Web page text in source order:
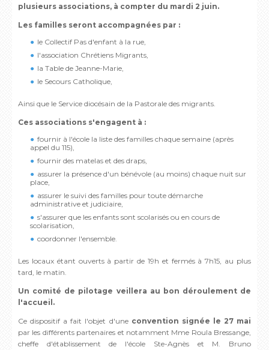
plusieurs associations, à compter du mardi 2 juin.
Les familles seront accompagnées par :
le Collectif Pas d'enfant à la rue,
l'association Chrétiens Migrants,
la Table de Jeanne-Marie,
le Secours Catholique,
Ainsi que le Service diocésain de la Pastorale des migrants.
Ces associations s'engagent à :
fournir à l'école la liste des familles chaque semaine (après
appel du 115),
fournir des matelas et des draps,
assurer la présence d'un bénévole (au moins) chaque nuit sur
place,
assurer le suivi des familles pour toute démarche
administrative et judiciaire,
s'assurer que les enfants sont scolarisés ou en cours de
scolarisation,
coordonner l'ensemble.
Les locaux étant ouverts à partir de 19h et fermés à 7h15, au plus
tard, le matin.
Un comité de pilotage veillera au bon déroulement de
l'accueil.
Ce dispositif a fait l'objet d'une convention signée le 27 mai
par les différents partenaires et notamment Mme Roula Bressange,
cheffe d'établissement de l'école Ste-Agnès et M. Bruno